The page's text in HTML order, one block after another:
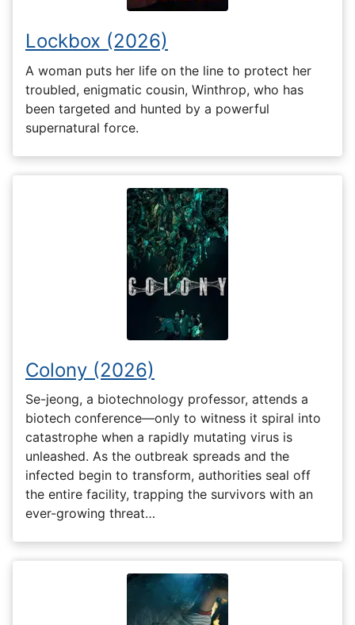
Lockbox (2026)
A woman puts her life on the line to protect her
troubled, enigmatic cousin, Winthrop, who has
been targeted and hunted by a powerful
supernatural force.
Colony (2026)
Se-jeong, a biotechnology professor, attends a
biotech conference—only to witness it spiral into
catastrophe when a rapidly mutating virus is
unleashed. As the outbreak spreads and the
infected begin to transform, authorities seal off
the entire facility, trapping the survivors with an
ever-growing threat…